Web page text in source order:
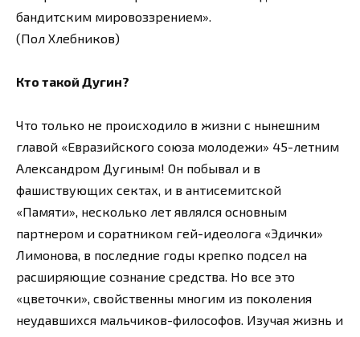
бандитским мировоззрением».
(Пол Хлебников)
Кто такой Дугин?
Что только не происходило в жизни с нынешним
главой «Евразийского союза молодежи» 45-летним
Александром Дугиным! Он побывал и в
фашиствующих сектах, и в антисемитской
«Памяти», несколько лет являлся основным
партнером и соратником гей-идеолога «Эдички»
Лимонова, в последние годы крепко подсел на
расширяющие сознание средства. Но все это
«цветочки», свойственны многим из поколения
неудавшихся мальчиков-философов. Изучая жизнь и